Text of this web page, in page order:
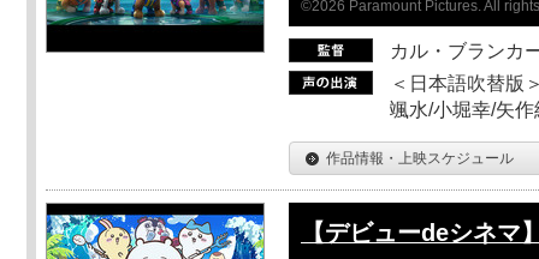
©2026 Paramount Pictures. All
カル・ブランカ
＜日本語吹替版
颯水/小堀幸/矢作
作品情報・上映スケジュール
【デビューdeシネマ